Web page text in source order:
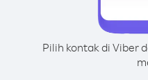
Pilih kontak di Viber